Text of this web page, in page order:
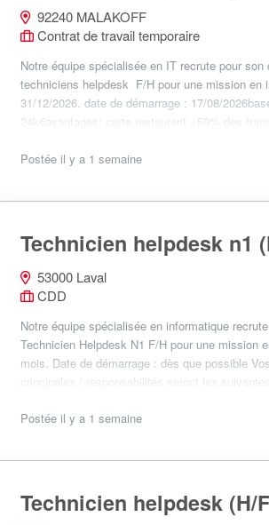
92240 MALAKOFF
Contrat de travail temporaire
Notre équipe spécialisée en IT recrute pour
techniciens helpdesk F/H pour une mission en
31/12/2026. date de démarrage : 17/08/
24k€avantages: carte restaurant +50% des
Postée il y a 1 semaine
Technicien helpdesk n1
53000 Laval
CDD
Notre équipe spécialisée en informatique
Technicien Helpdesk N1 F/H pour une mission
mois. Date de démarrage : dès que possible
principales / responsabilités seront les suivantes
Postée il y a 1 semaine
Technicien helpdesk (H/